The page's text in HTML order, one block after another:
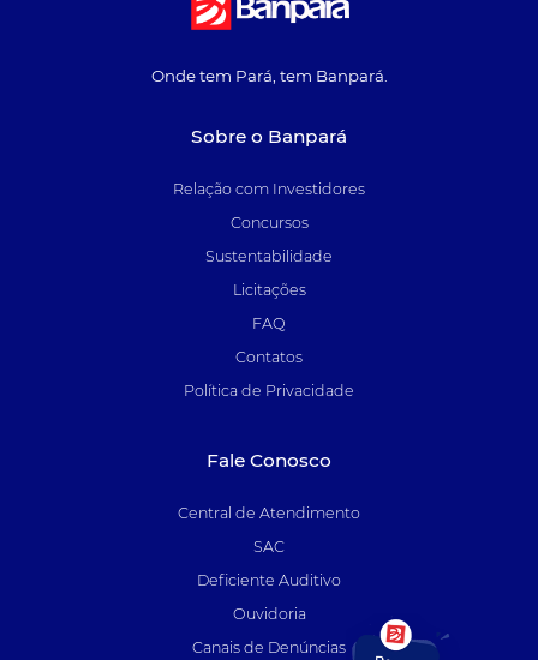
Onde tem Pará, tem Banpará.
Sobre o Banpará
Relação com Investidores
Concursos
Sustentabilidade
Licitações
FAQ
Contatos
Política de Privacidade
Fale Conosco
Central de Atendimento
SAC
Deficiente Auditivo
Ouvidoria
Canais de Denúncias